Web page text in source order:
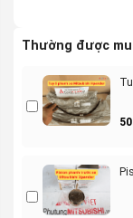
Thường được